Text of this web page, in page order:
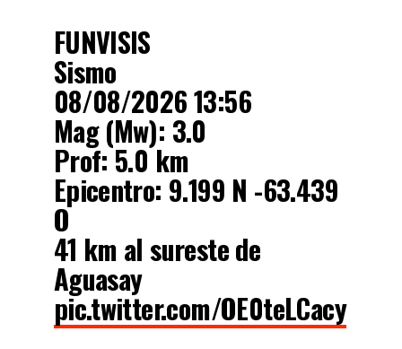
FUNVISIS
Sismo
08/08/2026 13:56
Mag (Mw): 3.0
Prof: 5.0 km
Epicentro: 9.199 N -63.439
O
41 km al sureste de
Aguasay
pic.twitter.com/OE0teLCacy